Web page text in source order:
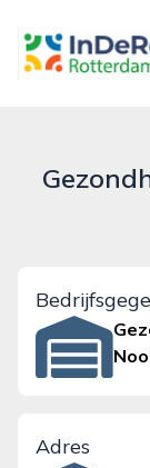
Adres